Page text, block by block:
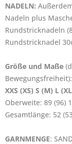
NADELN:
Nadeln plus
Rundstricknadeln
Rundstricknadel
Größe und Maße
Bewegungsfreiheit):
XXS (XS) S (M) L
Oberweite: 89 (96)
Gesamtlänge: 52
GARNMENGE: